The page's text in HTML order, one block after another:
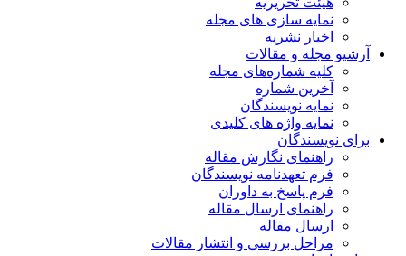
های مجله
مجله
های کلیدی
نگارش مقاله
نویسندگان
به داوران
ارسال مقاله
و انتشار مقالات